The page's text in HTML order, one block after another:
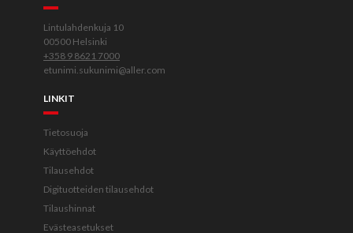
Lintulahdenkuja 10
00500 Helsinki
+358 9 8621 7000
etunimi.sukunimi@aller.com
LINKIT
Tietosuoja
Käyttöehdot
Tilausehdot
Digituotteiden tilausehdot
Tilaushinnat
Evästeasetukset